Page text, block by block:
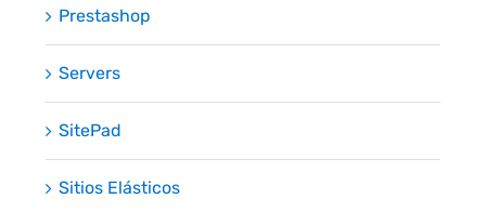
Prestashop
Servers
SitePad
Sitios Elásticos